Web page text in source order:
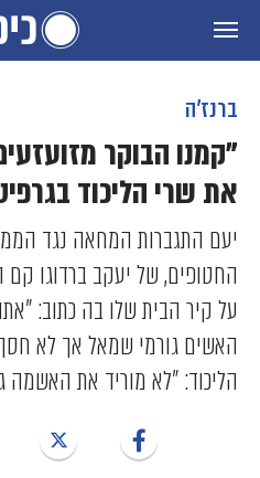
ברנז'ה
"קמנו הבוקר
את שרי הליכוד
יעם התגברות המחאה נגד
החטופים, של יעקב ברדוגו קם
על קיר הבית שלו בה כתוב:
האשים גורמי שמאל אך לא
הליכוד: "לא מוריד את האשמה